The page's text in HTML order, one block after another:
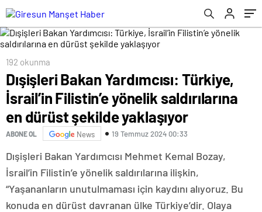
192 okunma
Dışişleri Bakan Yardımcısı: Türkiye,
İsrail’in Filistin’e yönelik saldırılarına
en dürüst şekilde yaklaşıyor
ABONE OL News 19 Temmuz 2024 00:33
Dışişleri Bakan Yardımcısı Mehmet Kemal Bozay,
İsrail’in Filistin’e yönelik saldırılarına ilişkin,
“Yaşananların unutulmaması için kaydını alıyoruz. Bu
konuda en dürüst davranan ülke Türkiye’dir. Olaya